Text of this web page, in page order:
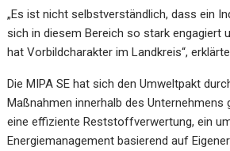
„Es ist nicht selbstverständlich, dass ein
sich in diesem Bereich so stark engagiert
hat Vorbildcharakter im Landkreis“,
Die MIPA SE hat sich den Umweltpakt
Maßnahmen innerhalb des Unternehmens
eine effiziente Reststoffverwertung, ein
Energiemanagement basierend auf